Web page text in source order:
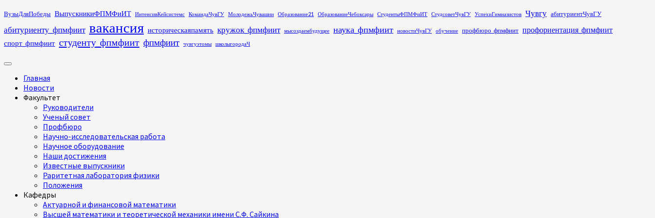
Перейти
содержимому
ВузыДляПобеды ВыпускникиФПМФиИТ ИнтенсивКейсистемс КомандаЧувГУ МолодежьЧувашии Образование21 ОбразованиеЧебоксары СтудентыФПМФиИТ СтудсоветЧувГУ УспехиГимназистов Чувгу абитуриентЧувГУ
абитуриенту_фпмфиит вакансия историческаяпамять кружок_фпмфиит мысоздаембудущее наука_фпмфиит новостиЧувГУ обучение профбюро_фпмфиит профориентация_фпмфиит
спорт_фпмфиит студенту_фпмфиит фпмфиит чувгуэтомы школыгородаЧ
Основное
Главная
Новости
Факультет
Руководители
Ученый совет
Профбюро
Научно-исследовательская работа
Научное оборудование
Наши достижения
Известные выпускники
Раритетная лаборатория физики
Положения
Кафедры
Актуарной и финансовой математики
Высшей математики и теоретической механики имени С.Ф. Сайкина